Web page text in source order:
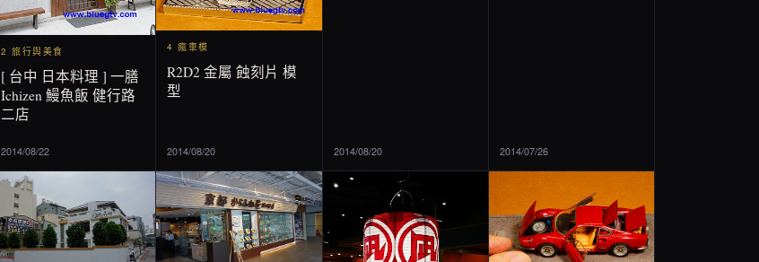
2 旅行與美食
[ 台中 日本料理 ] 一膳
Ichizen 鰻魚飯 健行路
二店
2014/08/22
4 瘋車模
R2D2 金屬 蝕刻片 模
型
2014/08/20 2014/08/20 2014/07/26